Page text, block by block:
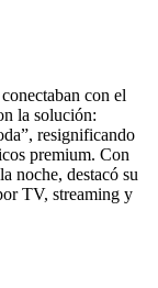
con el
la solución:
resignificando
premium. Con
noche, destacó su
TV, streaming y